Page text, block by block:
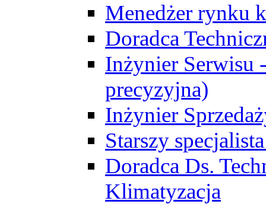
Menedżer rynku
Doradca
Inżynier Serwisu
precyzyjna)
Inżynier
Starszy
Doradca Ds.
Klimatyzacja